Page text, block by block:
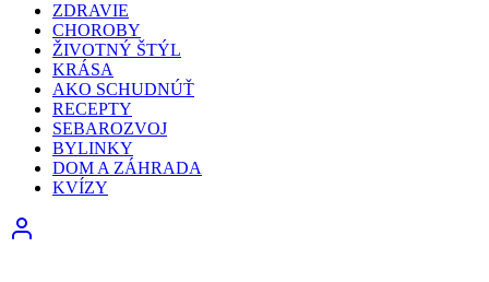
ZDRAVIE
CHOROBY
ŽIVOTNÝ ŠTÝL
KRÁSA
AKO SCHUDNÚŤ
RECEPTY
SEBAROZVOJ
BYLINKY
DOM A ZÁHRADA
KVÍZY